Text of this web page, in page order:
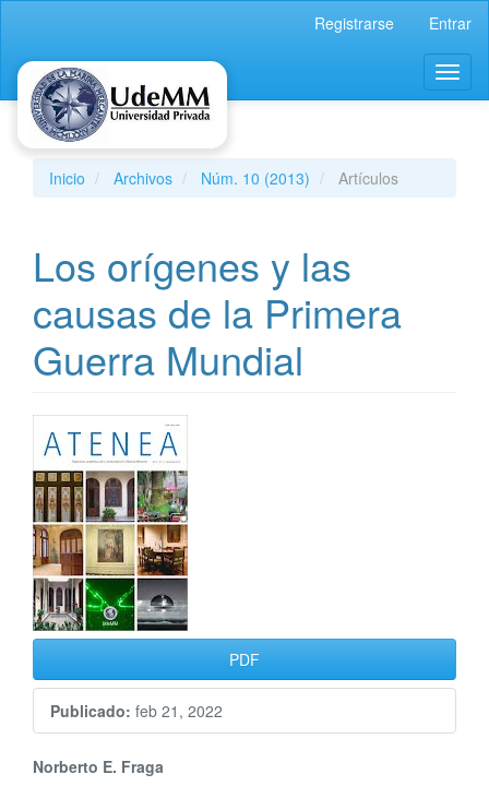
principal
Barra
lateral
Registrarse Entrar
Inicio Archivos Núm. 10 (2013) Artículos
Los orígenes y las
causas de la Primera
Guerra Mundial
Barra
lateral
del
artículo
PDF
Publicado: feb 21, 2022
Contenido
Norberto E. Fraga